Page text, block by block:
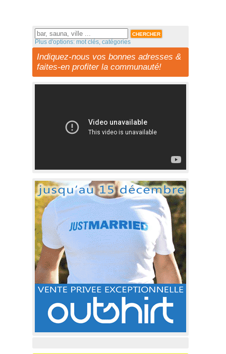
Plus d'options: mot clés, catégories
Indiquez-nous vos bonnes adresses &
faites-en profiter la communauté!